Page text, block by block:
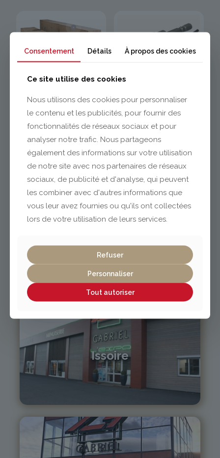
Traverse Paysagère
Chêne
Foret à chanfrein
Issoire
04 73 55 06 09
Consentement Détails À propos des cookies
Ce site utilise des cookies
Nous utilisons des cookies pour personnaliser
le contenu et les publicités, pour fournir des
fonctionnalités de réseaux sociaux et pour
analyser notre trafic. Nous partageons
également des informations sur votre utilisation
de notre site avec nos partenaires de réseaux
sociaux, de publicité et d'analyse, qui peuvent
les combiner avec d'autres informations que
vous leur avez fournies ou qu'ils ont collectées
lors de votre utilisation de leurs services.
Refuser
Personnaliser
Tout autoriser